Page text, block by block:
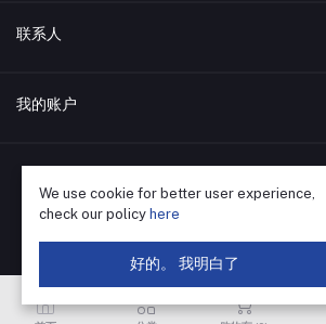
联系人
地址
电话
400-655-8788
SZ@VBsemi.com
我的账户
登录
订单历史
跟踪订单
We use cookie for better user experience,
check our policy here
好的。 我明白了